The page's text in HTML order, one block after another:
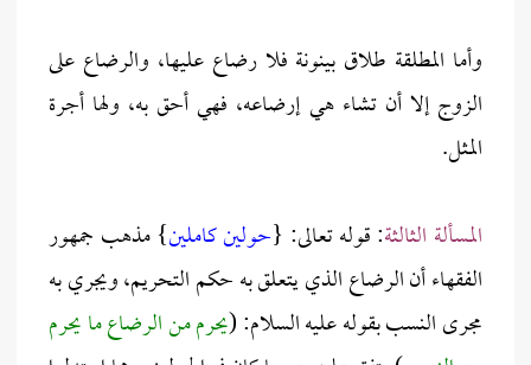
وأما المطلقة طلاق بينونة فلا رضاع عليها، والرضاع على
الزوج إلا أن تشاء هي إرضاعه، فهي أحق به، ولها أجرة
المثل.
المسألة الثالثة: قوله تعالى: {حولين كاملين} مذهب جمهور
الفقهاء أن الرضاع الذي يتعلق به حكم التحريم، ويجري به
مجرى النسب بقوله عليه السلام: (يحرم من الرضاع ما يحرم